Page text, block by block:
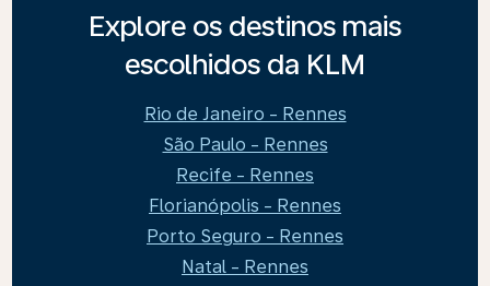
Explore os destinos mais
escolhidos da KLM
Rio de Janeiro - Rennes
São Paulo - Rennes
Recife - Rennes
Florianópolis - Rennes
Porto Seguro - Rennes
Natal - Rennes